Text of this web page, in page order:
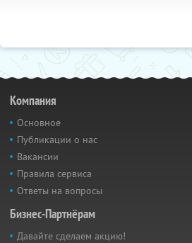
Компания
Основное
Публикации о нас
Вакансии
Правила сервиса
Ответы на вопросы
Бизнес-Партнёрам
Давайте сделаем акцию!